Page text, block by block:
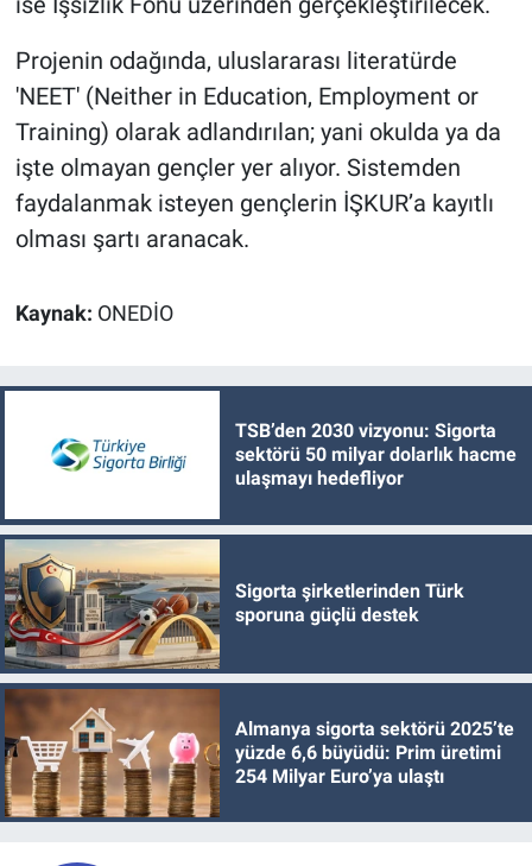
Projenin odağında, uluslararası literatürde
'NEET' (Neither in Education, Employment or
Training) olarak adlandırılan; yani okulda ya da
işte olmayan gençler yer alıyor. Sistemden
faydalanmak isteyen gençlerin İŞKUR’a kayıtlı
olması şartı aranacak.
Kaynak: ONEDİO
TSB’den 2030 vizyonu: Sigorta
sektörü 50 milyar dolarlık hacme
ulaşmayı hedefliyor
Sigorta şirketlerinden Türk
sporuna güçlü destek
Almanya sigorta sektörü 2025’te
yüzde 6,6 büyüdü: Prim üretimi
254 Milyar Euro’ya ulaştı